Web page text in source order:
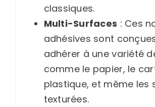
classiques.
Multi-Surfaces : Ces
adhésives sont
adhérer à une variété
comme le papier, le
plastique, et même les
texturées.